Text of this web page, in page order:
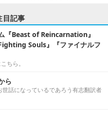
目記事
『Beast of Reincarnation』
Souls』『ファイナルフ
ちら。
ら
世話になっているであろう有志翻訳者